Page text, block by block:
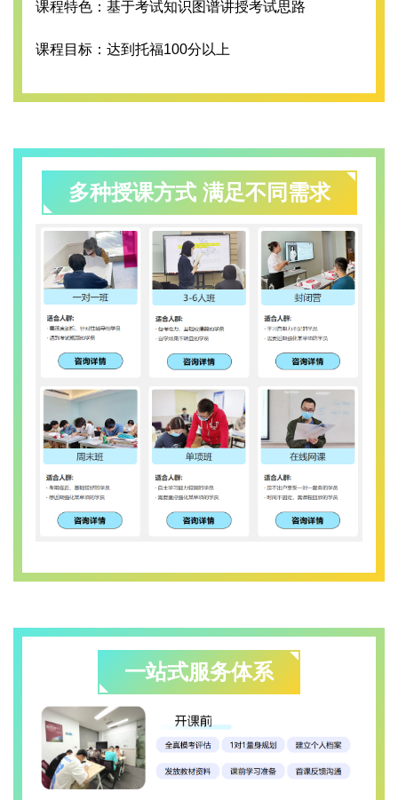
课程特色：基于考试知识图谱讲授考试思路
课程目标：达到托福100分以上
多种授课方式 满足不同需求
一站式服务体系